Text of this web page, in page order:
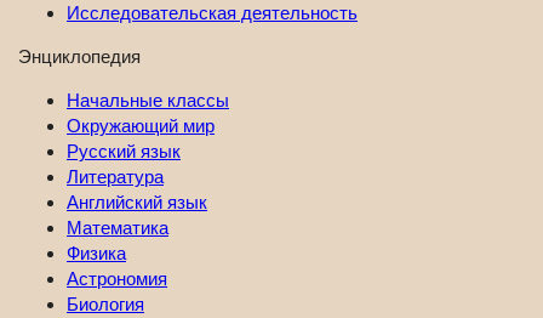
Исследовательская деятельность
Энциклопедия
Начальные классы
Окружающий мир
Русский язык
Литература
Английский язык
Математика
Физика
Астрономия
Биология